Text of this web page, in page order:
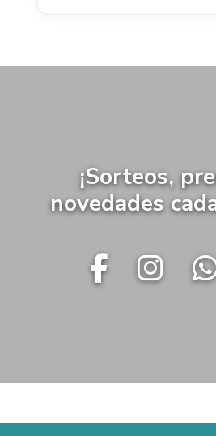
¡Sorteos,
novedades